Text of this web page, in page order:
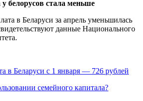
в Беларуси за апрель уменьшилась
данные Национального
в Беларуси с 1 января — 726 рублей
семейного капитала?